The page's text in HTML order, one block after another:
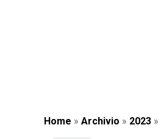
Home » Archivio » 2023 »